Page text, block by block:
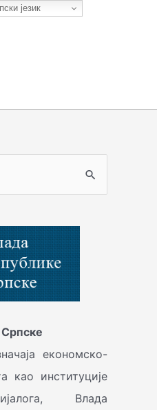
економско-
као институције
Влада
језик